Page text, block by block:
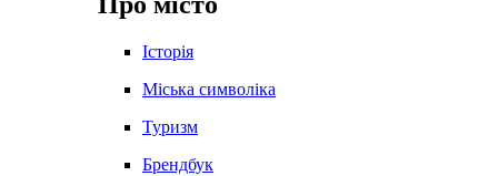
Історія
Міська символіка
Туризм
Брендбук